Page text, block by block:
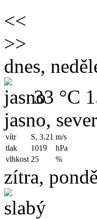
<<
>>
dnes,
33 °C
jasno,
vítr S, 3.21 m/s
tlak
1019
hPa
vlhkost 25 %
zítra,